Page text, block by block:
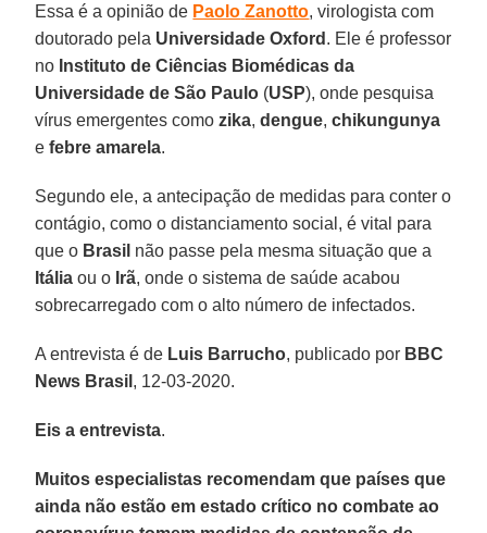
Essa é a opinião de Paolo Zanotto, virologista com
doutorado pela Universidade Oxford . Ele é professor
no Instituto de Ciências Biomédicas da
Universidade de São Paulo (USP), onde pesquisa
vírus emergentes comozika,dengue,chikungunya
efebre amarela.
Segundo ele, a antecipação de medidas para conter o
contágio, como o distanciamento social, é vital para
que o Brasil não passe pela mesma situação que a
Itália ou o Irã, onde o sistema de saúde acabou
sobrecarregado com o alto número de infectados.
A entrevista é de Luis Barrucho, publicado por BBC
News Brasil , 12-03-2020.
Eis a entrevista.
Muitos especialistas recomendam que países que
ainda não estão em estado crítico no combate ao